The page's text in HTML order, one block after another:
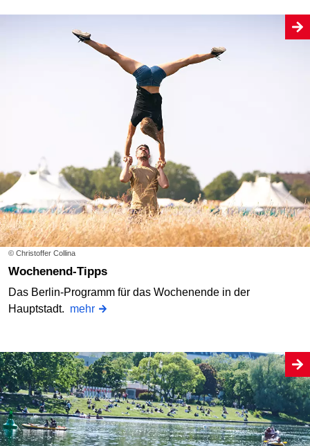
© Christoffer Collina
Wochenend-Tipps
Das Berlin-Programm für das Wochenende in der
Hauptstadt. mehr